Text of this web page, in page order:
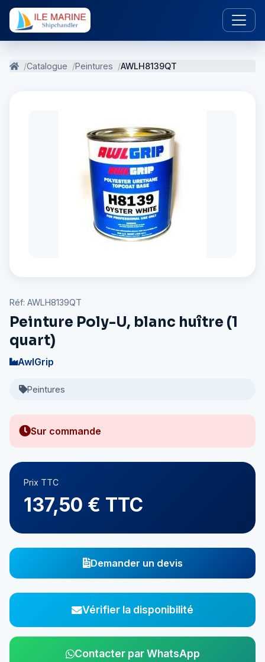
Catalogue Peintures AWLH8139QT
Réf: AWLH8139QT
Peinture Poly-U, blanc huître (1
quart)
AwlGrip
Peintures
Sur commande
Prix TTC
137,50 € TTC
Demander un devis
Vérifier la disponibilité
Contacter par WhatsApp